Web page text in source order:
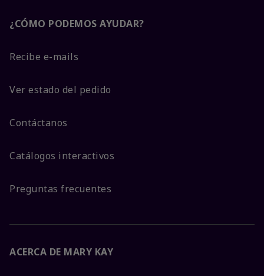
¿CÓMO PODEMOS AYUDAR?
Recibe e-mails
Ver estado del pedido
Contáctanos
Catálogos interactivos
Preguntas frecuentes
ACERCA DE MARY KAY